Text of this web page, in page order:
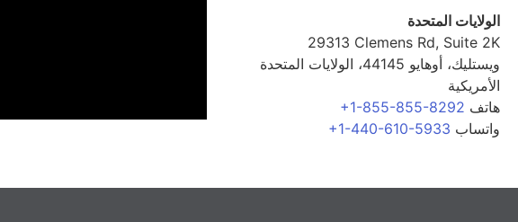
الولايات المتحدة
29313 Clemens Rd, Suite 2K
ويستليك، أوهايو 44145، الولايات المتحدة
الأمريكية
هاتف +1-855-855-8292
واتساب +1-440-610-5933